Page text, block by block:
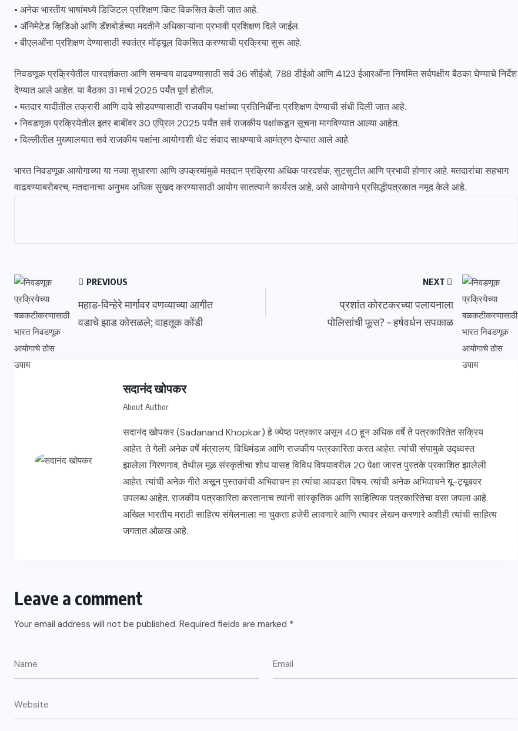
• अनेक भारतीय भाषांमध्ये डिजिटल प्रशिक्षण किट विकसित केली जात आहे.
• अ‍ॅनिमेटेड व्हिडिओ आणि डॅशबोर्डच्या मदतीने अधिकाऱ्यांना प्रभावी प्रशिक्षण दिले जाईल.
• बीएलओंना प्रशिक्षण देण्यासाठी स्वतंत्र मॉड्यूल विकसित करण्याची प्रक्रिया सुरू आहे.
निवडणूक प्रक्रियेतील पारदर्शकता आणि समन्वय वाढवण्यासाठी सर्व 36 सीईओ, 788 डीईओ आणि 4123 ईआरओंना नियमित सर्वपक्षीय बैठका घेण्याचे निर्देश
देण्यात आले आहेत. या बैठका 31 मार्च 2025 पर्यंत पूर्ण होतील.
• मतदार यादीतील तक्रारी आणि दावे सोडवण्यासाठी राजकीय पक्षांच्या प्रतिनिधींना प्रशिक्षण देण्याची संधी दिली जात आहे.
• निवडणूक प्रक्रियेतील इतर बाबींवर 30 एप्रिल 2025 पर्यंत सर्व राजकीय पक्षांकडून सूचना मागविण्यात आल्या आहेत.
• दिल्लीतील मुख्यालयात सर्व राजकीय पक्षांना आयोगाशी थेट संवाद साधण्याचे आमंत्रण देण्यात आले आहे.
भारत निवडणूक आयोगाच्या या नव्या सुधारणा आणि उपक्रमांमुळे मतदान प्रक्रिया अधिक पारदर्शक, सुटसुटीत आणि प्रभावी होणार आहे. मतदारांचा सहभाग
वाढवण्याबरोबरच, मतदानाचा अनुभव अधिक सुखद करण्यासाठी आयोग सातत्याने कार्यरत आहे, असे आयोगाने प्रसिद्धीपत्रकात नमूद केले आहे.
PREVIOUS
महाड-विन्हेरे मार्गावर वणव्याच्या आगीत
वडाचे झाड कोसळले; वाहतूक कोंडी
NEXT
प्रशांत कोरटकरच्या पलायनाला
पोलिसांची फूस? – हर्षवर्धन सपकाळ
सदानंद खोपकर
About Author
सदानंद खोपकर (Sadanand Khopkar) हे ज्येष्ठ पत्रकार असून 40 हून अधिक वर्षे ते पत्रकारितेत सक्रिय
आहेत. ते गेली अनेक वर्षे मंत्रालय, विधिमंडळ आणि राजकीय पत्रकारिता करत आहेत. त्यांची संपामुळे उद्ध्वस्त
झालेला गिरणगाव, तेथील मूळ संस्कृतीचा शोध यासह विविध विषयावरील 20 पेक्षा जास्त पुस्तके प्रकाशित झालेली
आहेत. त्यांची अनेक गीते असून पुस्तकांची अभिवाचन हा त्यांचा आवडत विषय. त्यांची अनेक अभिवाचने यू-ट्यूबवर
उपलब्ध आहेत. राजकीय पत्रकारिता करतानाच त्यांनी सांस्कृतिक आणि साहित्यिक पत्रकारितेचा वसा जपला आहे.
अखिल भारतीय मराठी साहित्य संमेलनाला ना चुकता हजेरी लावणारे आणि त्यावर लेखन करणारे अशीही त्यांची साहित्य
जगतात ओळख आहे.
Leave a comment
Your email address will not be published. Required fields are marked *